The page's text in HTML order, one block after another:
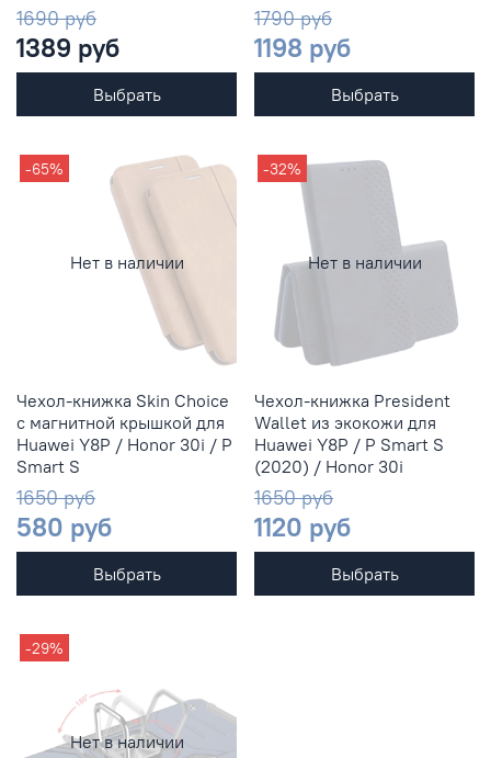
1690 руб
1389 руб
Выбрать
1790 руб
1198 руб
Выбрать
Нет в наличии
-65%
Чехол-книжка Skin Choice
с магнитной крышкой для
Huawei Y8P / Honor 30i / P
Smart S
1650 руб
580 руб
Выбрать
Нет в наличии
-32%
Чехол-книжка President
Wallet из экокожи для
Huawei Y8P / P Smart S
(2020) / Honor 30i
1650 руб
1120 руб
Выбрать
Нет в наличии
-29%